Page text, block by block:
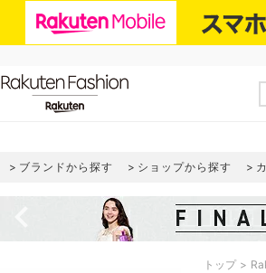
ブランドから探す ショップから探す
トップ